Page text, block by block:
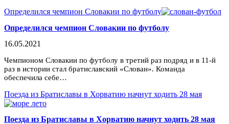
Определился чемпион Словакии по футболу
Определился чемпион Словакии по футболу
16.05.2021
Чемпионом Словакии по футболу в третий раз подряд и в 11-й
раз в истории стал братиславский «Слован». Команда
обеспечила себе…
Поезда из Братиславы в Хорватию начнут ходить 28 мая
Поезда из Братиславы в Хорватию начнут ходить 28 мая